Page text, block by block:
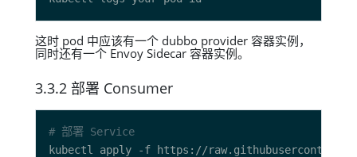
这时 pod 中应该有一个 dubbo provider 容器实例，
同时还有一个 Envoy Sidecar 容器实例。
3.3.2 部署 Consumer
# 部署 Service